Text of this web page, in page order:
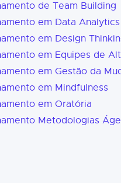
de Team Building
em Data Analytics
em Design
em Equipes de
em Gestão da
em Mindfulness
em Oratória
Metodologias